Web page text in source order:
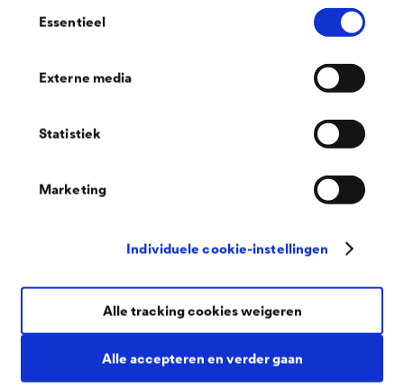
Essentieel
Externe media
Statistiek
Marketing
Individuele cookie-instellingen
Alle accepteren en verder gaan
Alle tracking cookies weigeren
Transparante contactlijm met oplosmiddel als universeel